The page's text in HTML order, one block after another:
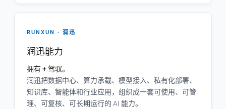
RUNXUN · 润迅
润迅能力
拥有 + 驾驭。
润迅把数据中心、算力承载、模型接入、私有化部署、
知识库、智能体和行业应用，组织成一套可使用、可管
理、可复核、可长期运行的 AI 能力。